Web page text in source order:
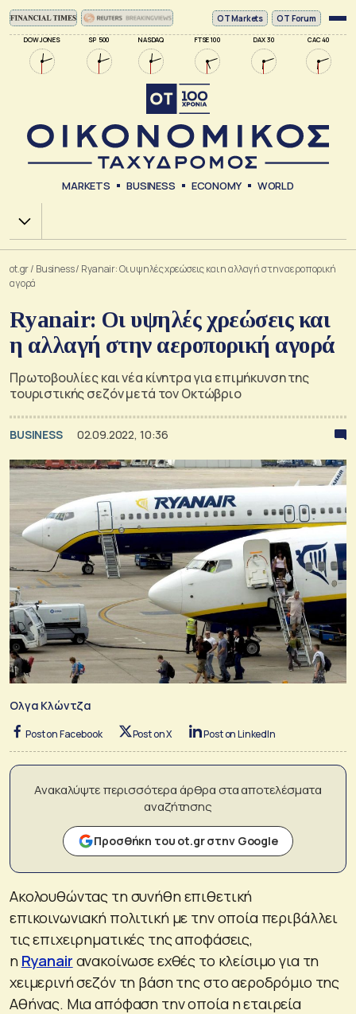
DOW JONES SP 500 NASDAQ FTSE 100 DAX 30 CAC 40
ΟΤ Markets OT Forum
MARKETS BUSINESS ECONOMY WORLD
Χ.Α.
ot.gr/ Business/ Ryanair: Οι υψηλές χρεώσεις και η αλλαγή στην αεροπορική
αγορά
Ryanair: Οι υψηλές χρεώσεις και
η αλλαγή στην αεροπορική αγορά
Πρωτοβουλίες και νέα κίνητρα για επιμήκυνση της
τουριστικής σεζόν μετά τον Οκτώβριο
BUSINESS 02.09.2022, 10:36
Ολγα Κλώντζα
Post on Facebook Post on X Post on LinkedIn
Ανακαλύψτε περισσότερα άρθρα στα αποτελέσματα
αναζήτησης
Προσθήκη του ot.gr στην Google
Ακολουθώντας τη συνήθη επιθετική
επικοινωνιακή πολιτική με την οποία περιβάλλει
τις επιχειρηματικές της αποφάσεις,
η Ryanair ανακοίνωσε εχθές το κλείσιμο για τη
χειμερινή σεζόν τη βάση της στο αεροδρόμιο της
Αθήνας. Μια απόφαση την οποία η εταιρεία